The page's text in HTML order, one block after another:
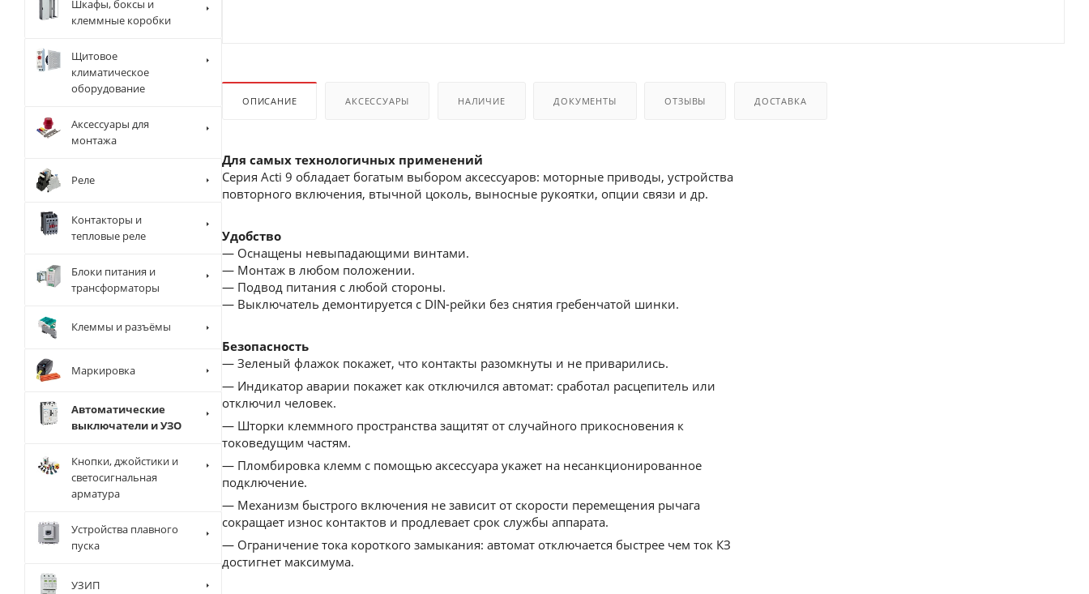
ОПИСАНИЕ АКСЕССУАРЫ НАЛИЧИЕ ДОКУМЕНТЫ ОТЗЫВЫ ДОСТАВКА
Для самых технологичных применений
Серия Acti 9 обладает богатым выбором аксессуаров: моторные приводы, устройства
повторного включения, втычной цоколь, выносные рукоятки, опции связи и др.
Удобство
— Оснащены невыпадающими винтами.
— Монтаж в любом положении.
— Подвод питания с любой стороны.
— Выключатель демонтируется с DIN-рейки без снятия гребенчатой шинки.
Безопасность
— Зеленый флажок покажет, что контакты разомкнуты и не приварились.
— Индикатор аварии покажет как отключился автомат: сработал расцепитель или
отключил человек.
— Шторки клеммного пространства защитят от cлучайного прикосновения к
токоведущим частям.
— Пломбировка клемм с помощью аксессуара укажет на несанкционированное
подключение.
— Механизм быстрого включения не зависит от скорости перемещения рычага
сокращает износ контактов и продлевает срок службы аппарата.
— Ограничение тока короткого замыкания: автомат отключается быстрее чем ток КЗ
достигнет максимума.
Шкафы, боксы и
клеммные коробки
Щитовое
климатическое
оборудование
Аксессуары для
монтажа
Реле
Контакторы и
тепловые реле
Блоки питания и
трансформаторы
Клеммы и разъёмы
Маркировка
Автоматические
выключатели и УЗО
Кнопки, джойстики и
светосигнальная
арматура
Устройства плавного
пуска
УЗИП